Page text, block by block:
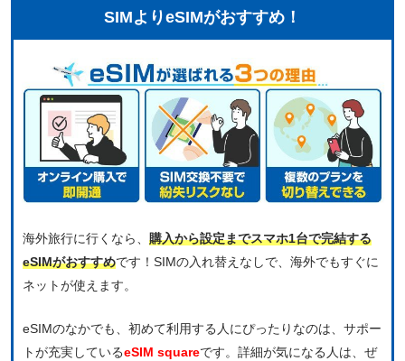
SIMよりeSIMがおすすめ！
海外旅行に行くなら、 購入から設定までスマホ1台で完結する
eSIMがおすすめです！SIMの入れ替えなしで、海外でもすぐに
ネットが使えます。
eSIMのなかでも、初めて利用する人にぴったりなのは、サポー
トが充実しているeSIM squareです。詳細が気になる人は、ぜ